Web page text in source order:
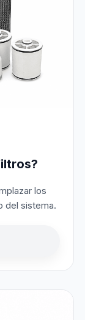
los
del sistema.